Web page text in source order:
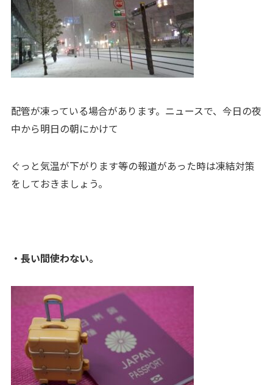
配管が凍っている場合があります。ニュースで、今日の夜
中から明日の朝にかけて
ぐっと気温が下がります等の報道があった時は凍結対策
をしておきましょう。
・長い間使わない。